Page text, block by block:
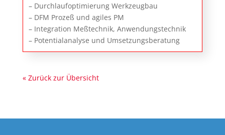
– Durchlaufoptimierung Werkzeugbau
– DFM Prozeß und agiles PM
– Integration Meßtechnik, Anwendungstechnik
– Potentialanalyse und Umsetzungsberatung
« Zurück zur Übersicht